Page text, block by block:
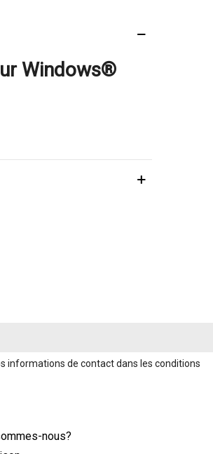
Windows®
informations de contact dans les conditions
nous?